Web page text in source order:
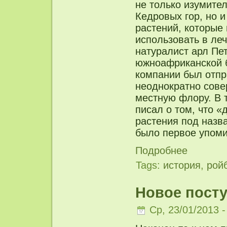
не только
Кедровых гор, но
растений,
использовать в
натуралист арл
южноафриканской
компании был
неоднократно
местную флору. В
писал о том, что
растения под
было первое
Подробнее
Tags: история,
Новое
Ср, 23/01/2013